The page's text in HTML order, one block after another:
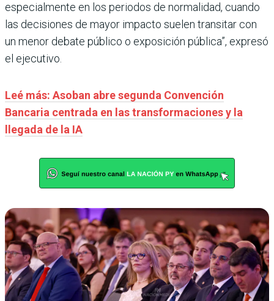
especialmente en los periodos de normalidad, cuando
las decisiones de mayor impacto suelen transitar con
un menor debate público o exposición pública”, expresó
el ejecutivo.
Leé más: Asoban abre segunda Convención
Bancaria centrada en las transformaciones y la
llegada de la IA